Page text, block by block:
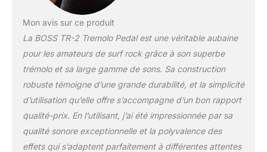
Mon avis sur ce produit
La BOSS TR-2 Tremolo Pedal est une véritable aubaine
pour les amateurs de surf rock grâce à son superbe
trémolo et sa large gamme de sons. Sa construction
robuste témoigne d’une grande durabilité, et la simplicité
d’utilisation qu’elle offre s’accompagne d’un bon rapport
qualité-prix. En l’utilisant, j’ai été impressionnée par sa
qualité sonore exceptionnelle et la polyvalence des
effets qui s’adaptent parfaitement à différentes attentes